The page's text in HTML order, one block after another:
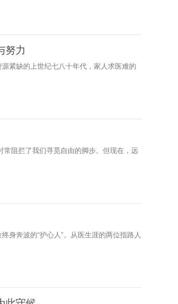
努力
紧缺的上世纪七八十年代，家人求医难的
阻拦了我们寻觅自由的脚步。但现在，远
身奔波的“护心人”。从医生涯的两位指路人